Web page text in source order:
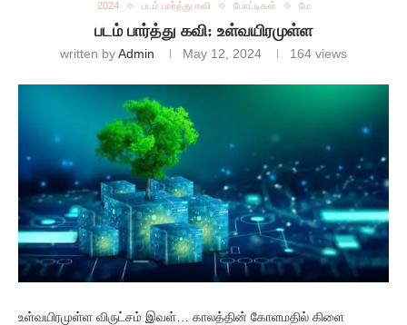
2024 படம் பார்த்து கவி போட்டிகள் மே
படம் பார்த்து கவி: உள்வயிரமுள்ள
written byAdmin May 12, 2024 164 views
உள்வயிரமுள்ள விருட்சம் இவள்… காலத்தின் கோளமதில் கிளை